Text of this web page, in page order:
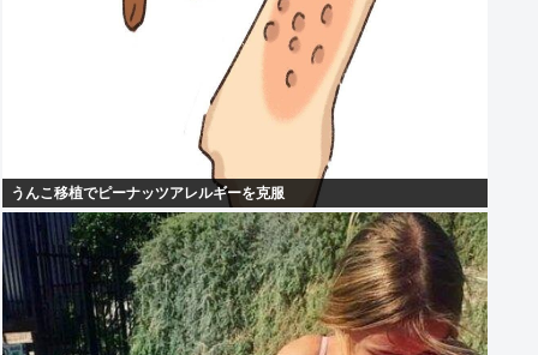
うんこ移植でピーナッツアレルギーを克服